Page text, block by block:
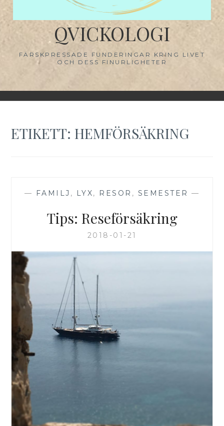
QVICKOLOGI
FÄRSKPRESSADE FUNDERINGAR KRING LIVET
OCH DESS FINURLIGHETER
ETIKETT:HEMFÖRSÄKRING
— FAMILJ , LYX, RESOR , SEMESTER —
Tips: Reseförsäkring
2018-01-21